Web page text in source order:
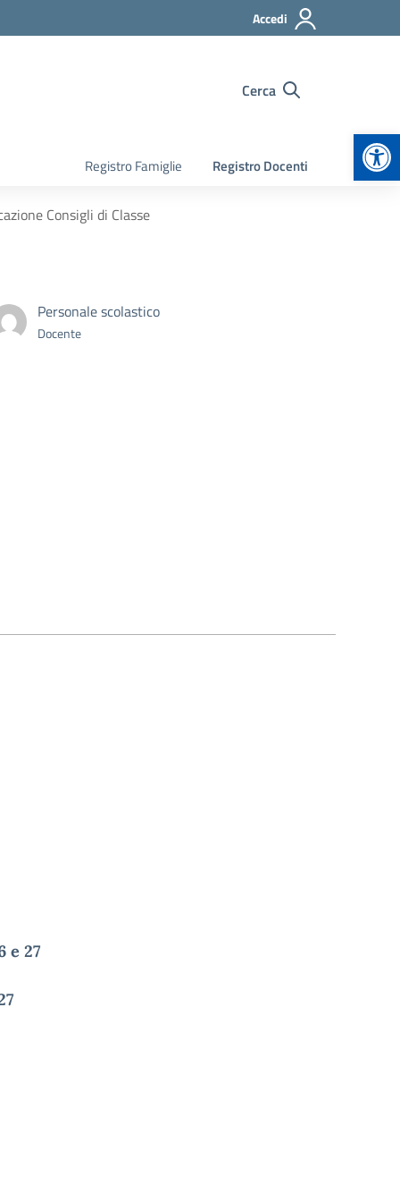
Accedi
Cerca
Registro Famiglie Registro Docenti
Consigli di Classe
Personale scolastico
Docente
e 27